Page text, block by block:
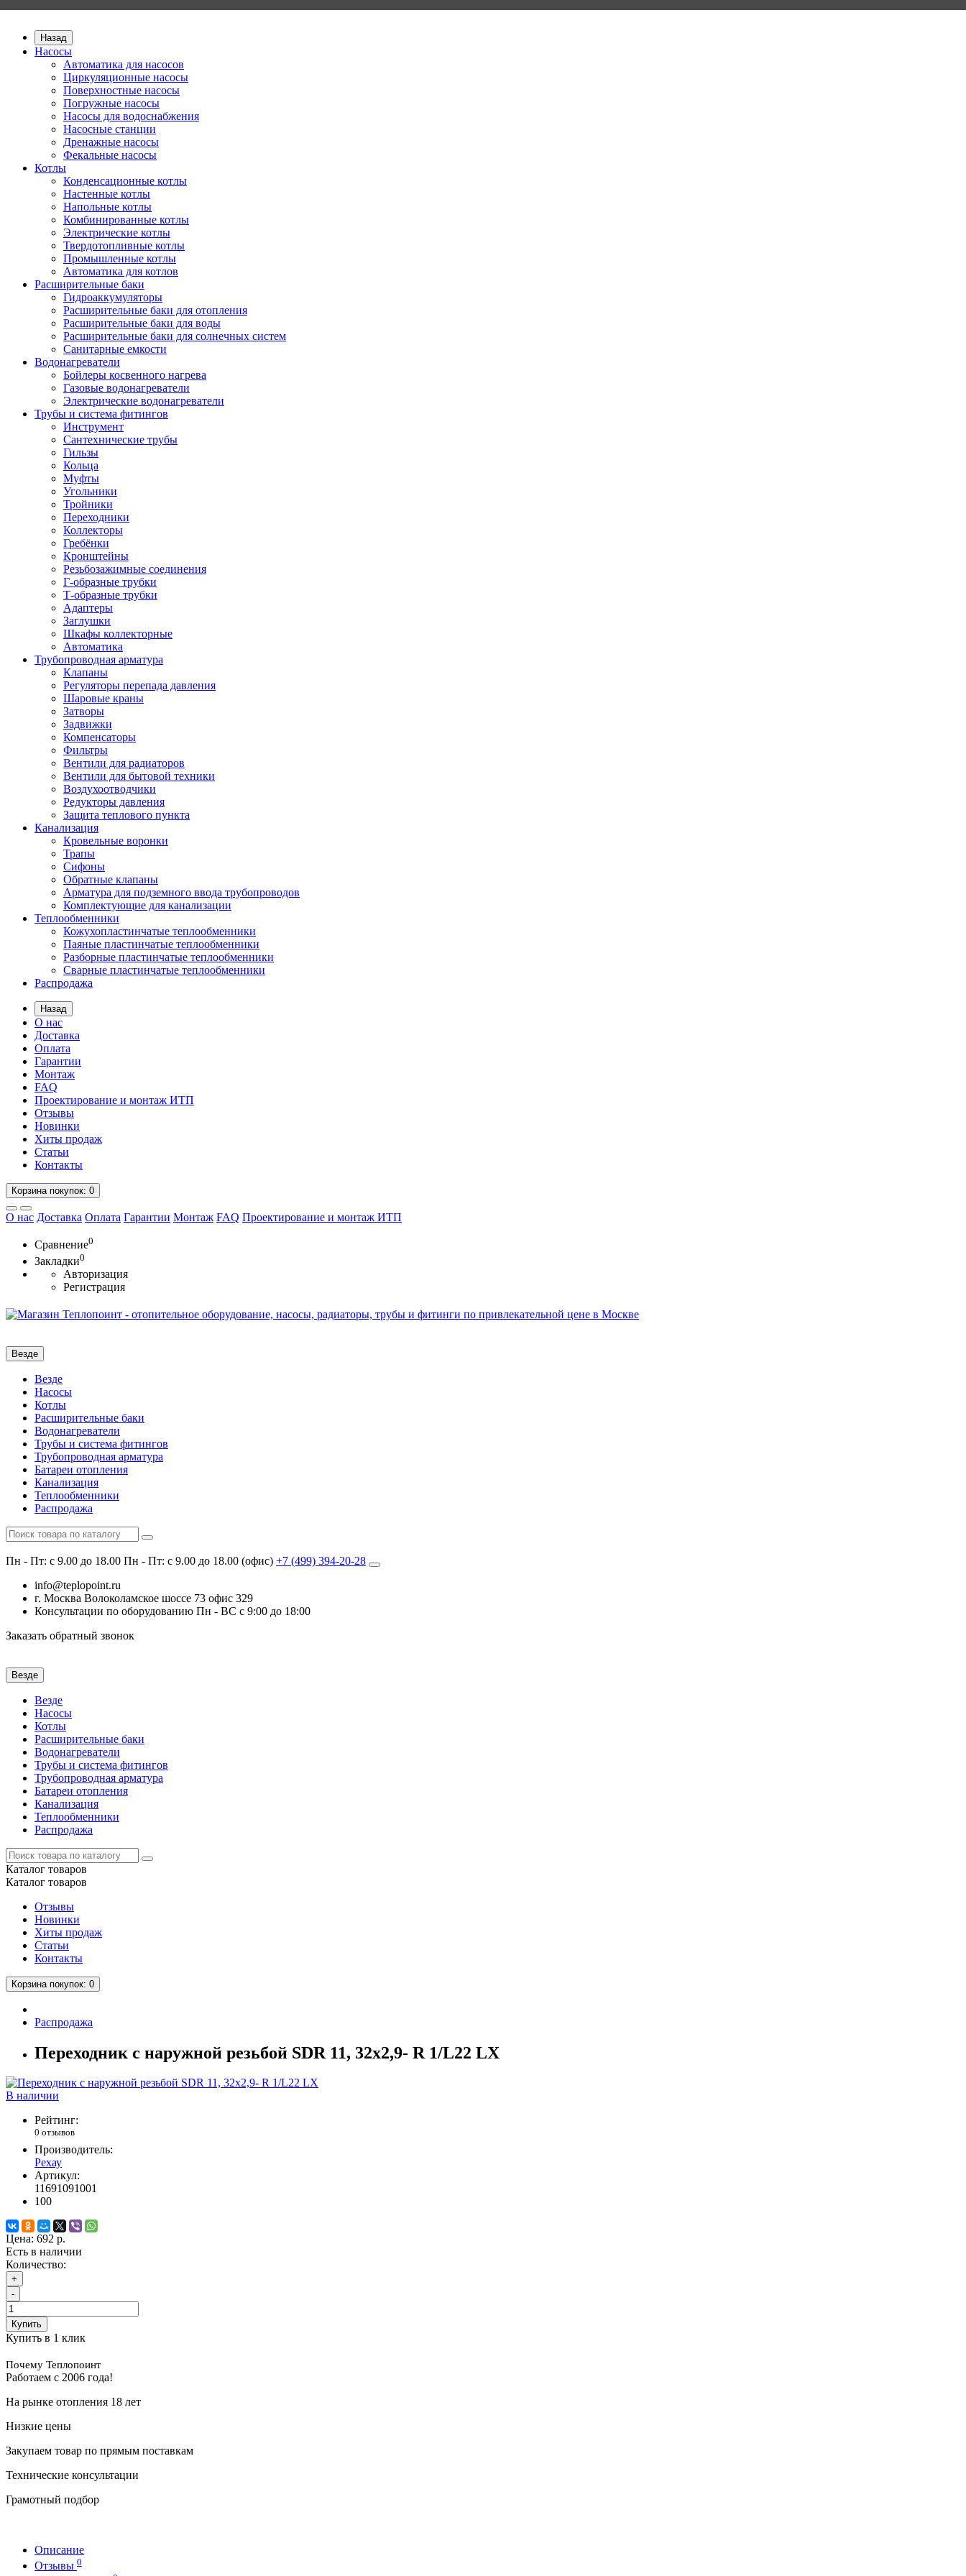
Назад
Насосы
Автоматика для насосов
Циркуляционные насосы
Поверхностные насосы
Погружные насосы
Насосы для водоснабжения
Насосные станции
Дренажные насосы
Фекальные насосы
Котлы
Конденсационные котлы
Настенные котлы
Напольные котлы
Комбинированные котлы
Электрические котлы
Твердотопливные котлы
Промышленные котлы
Автоматика для котлов
Расширительные баки
Гидроаккумуляторы
Расширительные баки для отопления
Расширительные баки для воды
Расширительные баки для солнечных систем
Санитарные емкости
Водонагреватели
Бойлеры косвенного нагрева
Газовые водонагреватели
Электрические водонагреватели
Трубы и система фитингов
Инструмент
Сантехнические трубы
Гильзы
Кольца
Муфты
Угольники
Тройники
Переходники
Коллекторы
Гребёнки
Кронштейны
Резьбозажимные соединения
Г-образные трубки
Т-образные трубки
Адаптеры
Заглушки
Шкафы коллекторные
Автоматика
Трубопроводная арматура
Клапаны
Регуляторы перепада давления
Шаровые краны
Затворы
Задвижки
Компенсаторы
Фильтры
Вентили для радиаторов
Вентили для бытовой техники
Воздухоотводчики
Редукторы давления
Защита теплового пункта
Канализация
Кровельные воронки
Трапы
Сифоны
Обратные клапаны
Арматура для подземного ввода трубопроводов
Комплектующие для канализации
Теплообменники
Кожухопластинчатые теплообменники
Паяные пластинчатые теплообменники
Разборные пластинчатые теплообменники
Сварные пластинчатые теплообменники
Распродажа
Назад
О нас
Доставка
Оплата
Гарантии
Монтаж
FAQ
Проектирование и монтаж ИТП
Отзывы
Новинки
Хиты продаж
Статьи
Контакты
Корзинапокупок: 0
О нас Доставка Оплата Гарантии Монтаж FAQ Проектирование и монтаж ИТП
Сравнение0
Закладки0
Авторизация
Регистрация
Везде
Везде
Насосы
Котлы
Расширительные баки
Водонагреватели
Трубы и система фитингов
Трубопроводная арматура
Батареи отопления
Канализация
Теплообменники
Распродажа
Пн - Пт: с 9.00 до 18.00 Пн - Пт: с 9.00 до 18.00 (офис) +7 (499) 394-20-28
info@teplopoint.ru
г. Москва Волоколамское шоссе 73 офис 329
Консультации по оборудованию Пн - ВС с 9:00 до 18:00
Заказать обратный звонок
Везде
Везде
Насосы
Котлы
Расширительные баки
Водонагреватели
Трубы и система фитингов
Трубопроводная арматура
Батареи отопления
Канализация
Теплообменники
Распродажа
Каталог товаров
Каталог товаров
Отзывы
Новинки
Хиты продаж
Статьи
Контакты
Корзина покупок: 0
Распродажа
Переходник с наружной резьбой SDR 11, 32х2,9- R 1/L22 LX
В наличии
Рейтинг:
0 отзывов
Производитель:
Рехау
Артикул:
11691091001
100
Цена: 692 р.
Есть в наличии
Количество:
+
-
Купить
Купить в 1 клик
Почему Теплопоинт
Работаем с 2006 года!
На рынке отопления 18 лет
Низкие цены
Закупаем товар по прямым поставкам
Технические консультации
Грамотный подбор
Описание
Отзывы 0